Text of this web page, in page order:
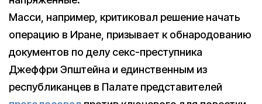
Масси, например, критиковал решение начать
операцию в Иране, призывает к обнародованию
документов по делу секс-преступника
Джеффри Эпштейна и единственным из
республиканцев в Палате представителей